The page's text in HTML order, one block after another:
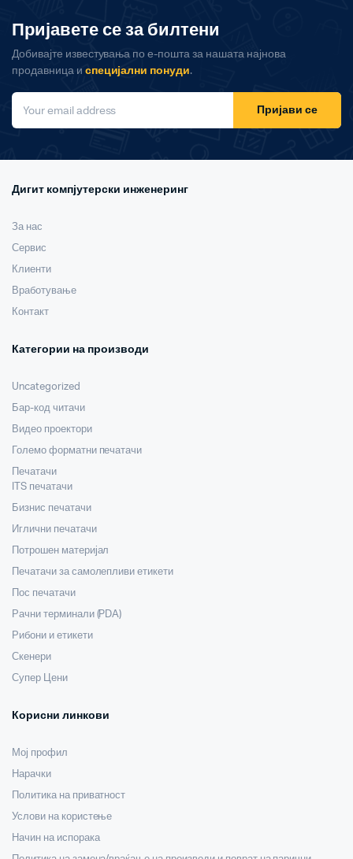
Пријавете се за билтени
Добивајте известувања по е-пошта за нашата најнова
продавница и специјални понуди.
Пријави се
Дигит компјутерски инженеринг
За нас
Сервис
Клиенти
Вработување
Контакт
Категории на производи
Uncategorized
Бар-код читачи
Видео проектори
Големо форматни печатачи
Печатачи
ITS печатачи
Бизнис печатачи
Иглични печатачи
Потрошен материјал
Печатачи за самолепливи етикети
Пос печатачи
Рачни терминали (PDA)
Рибони и етикети
Скенери
Супер Цени
Корисни линкови
Мој профил
Нарачки
Политика на приватност
Услови на користење
Начин на испорака